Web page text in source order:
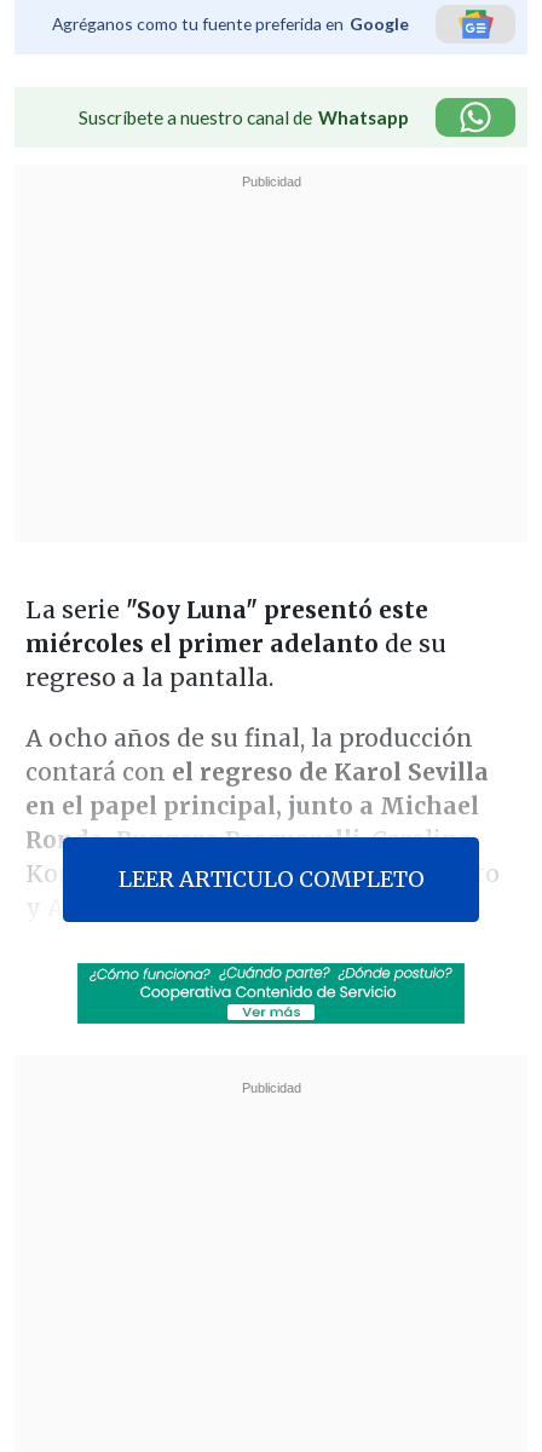
Agréganos como tu fuente preferida en Google
Suscríbete a nuestro canal de Whatsapp
La serie "Soy Luna" presentó este
miércoles el primer adelanto de su
regreso a la pantalla.
A ocho años de su final, la producción
contará con el regreso de Karol Sevilla
en el papel principal, junto a Michael
Ronda, Ruggero Pasquarelli, Carolina
Kopelioff, Malena Ratner, Gastón Vietto
y Agustín Bernasconi.
Revisa también
Cata Vallejos analizó su derrota en Miss
LEER ARTICULO COMPLETO